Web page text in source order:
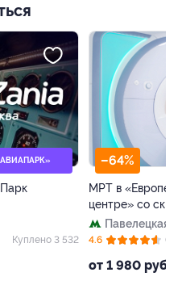
–64%
МРТ в «Европейском
центре» со скидкой
+1
(72)